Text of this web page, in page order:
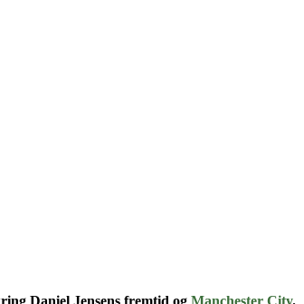
Daniel Jensens fremtid og Manchester City.